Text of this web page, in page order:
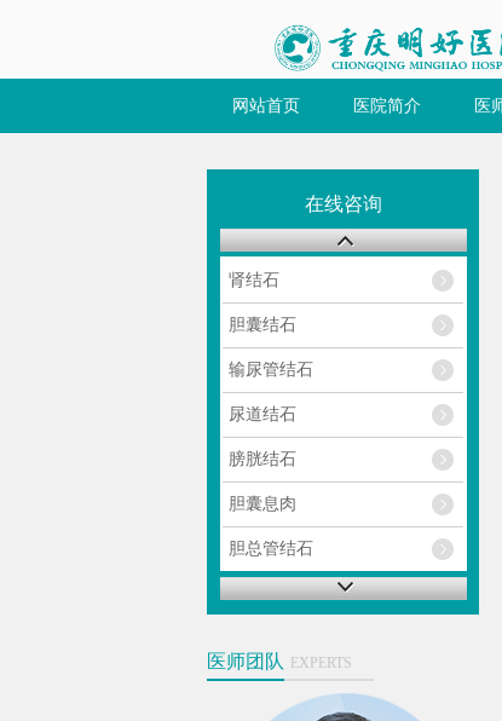
网站首页 医院简介 医
在线咨询
肾结石
胆囊结石
输尿管结石
尿道结石
膀胱结石
胆囊息肉
胆总管结石
胆囊炎
肾囊肿
医师团队 EXPERTS